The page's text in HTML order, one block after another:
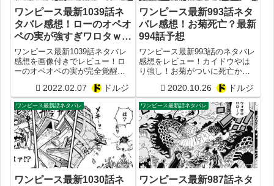
ワンピース最新1039話ネ
タバレ感想！ローのオペオ
ペの実が強すぎワロタｗ
ONE PIECE1040話予想
ワンピース最新1039話ネタバレ
感想を画像付きでレビュー！ロ
ーのオペオペの実が完全覚醒？
ｗONE PIECE1040話予想
2022.02.07 ドルジ
ワンピース最新993話ネタ
バレ感想！お菊死亡？最新
994話予想
ワンピース最新993話のネタバレ
感想をレビュー！カイドウやは
り強し！お菊がついに死亡か？
2020.10.26 ドルジ
ワンピース最新話ネタバレ
ワンピース最新1030話ネ
ワンピース最新話ネタバレ
ワンピース最新987話ネタ